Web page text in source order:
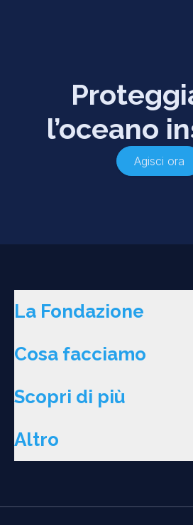
l’oceano
Agisci ora
La Fondazione
Cosa facciamo
Scopri di più
Altro